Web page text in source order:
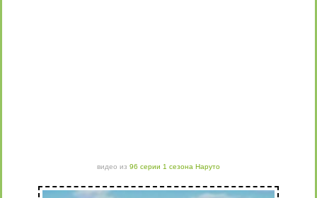
видео из 96 серии 1 сезона Наруто